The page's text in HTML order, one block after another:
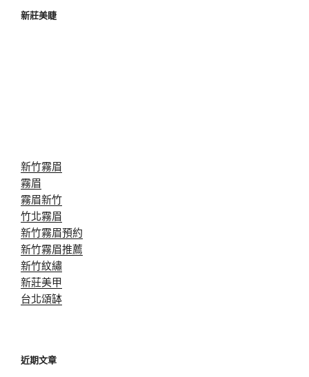
新莊美睫
新竹霧眉
霧眉
霧眉新竹
竹北霧眉
新竹霧眉預約
新竹霧眉推薦
新竹紋繡
新莊美甲
台北頌缽
近期文章